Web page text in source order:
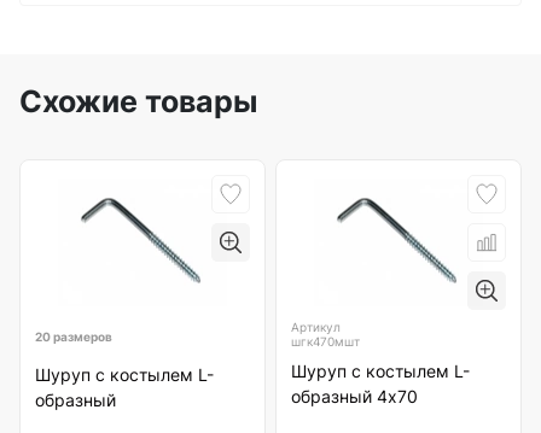
Схожие товары
20 размеров
Шуруп с костылем L-
образный
Артикул
шгк470мшт
Шуруп с костылем L-
образный 4х70